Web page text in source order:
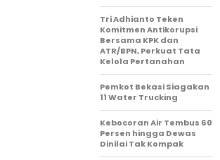
Tri Adhianto Teken
Komitmen Antikorupsi
Bersama KPK dan
ATR/BPN, Perkuat Tata
Kelola Pertanahan
Pemkot Bekasi Siagakan
11 Water Trucking
Kebocoran Air Tembus 60
Persen hingga Dewas
Dinilai Tak Kompak